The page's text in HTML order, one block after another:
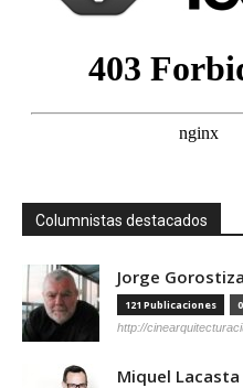
Columnistas destacados
Jorge Gorostiza
121 Publicaciones
http://
Miquel